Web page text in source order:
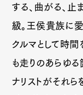
する、曲がる、
級。王侯貴族に
クルマとして時
も走りのあらゆ
ナリストがそれら